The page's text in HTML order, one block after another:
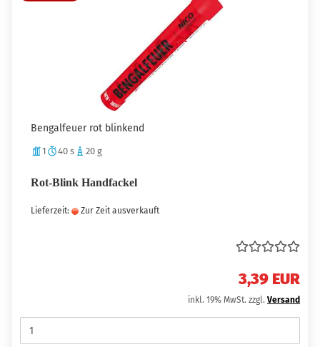
Bengalfeuer rot blinkend
1 40 s 20 g
Rot-Blink Handfackel
Lieferzeit: Zur Zeit ausverkauft
3,39 EUR
inkl. 19% MwSt. zzgl. Versand